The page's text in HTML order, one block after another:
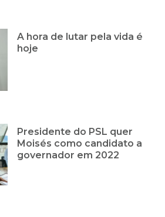
A hora de lutar pela vida é
hoje
Presidente do PSL quer
Moisés como candidato a
governador em 2022